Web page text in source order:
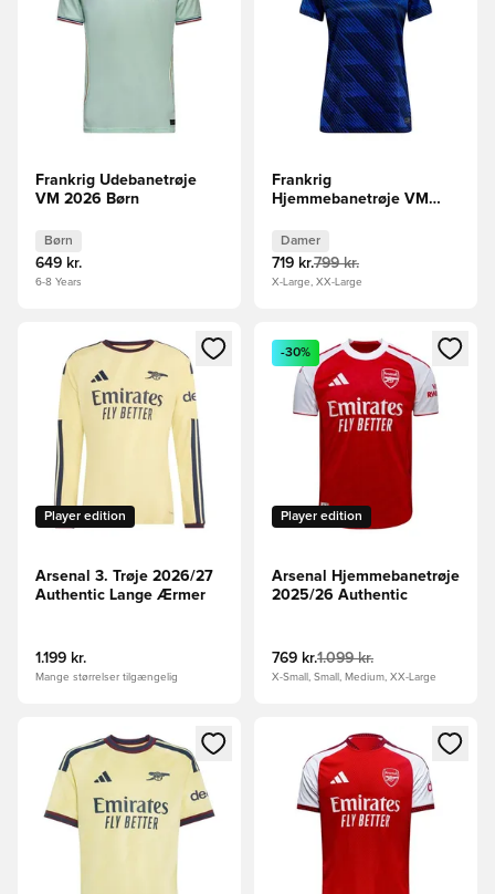
Frankrig Udebanetrøje
VM 2026 Børn
Børn
649 kr.
6-8 Years
Frankrig
Hjemmebanetrøje VM
Damer
719 kr.799 kr.
X-Large, XX-Large
Åbner en Modal til at logge ind eller tilmelde dig som
Player edition
Arsenal 3. Trøje 2026/27
Authentic Lange Ærmer
1.199 kr.
Mange størrelser tilgængelig
Åbner en Modal til at logge
Player edition
-30%
Arsenal Hjemmebanetrøje
2025/26 Authentic
769 kr.1.099 kr.
X-Small, Small, Medium, XX-Large
Åbner en Modal til at logge ind eller tilmelde dig som
Åbner en Modal til at logge